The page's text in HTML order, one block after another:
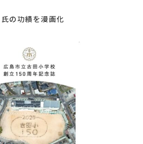
の功績を漫画化